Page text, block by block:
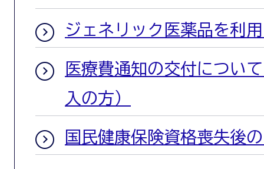
ジェネリック医薬品を利
医療費通知の交付につい
入の方）
国民健康保険資格喪失後